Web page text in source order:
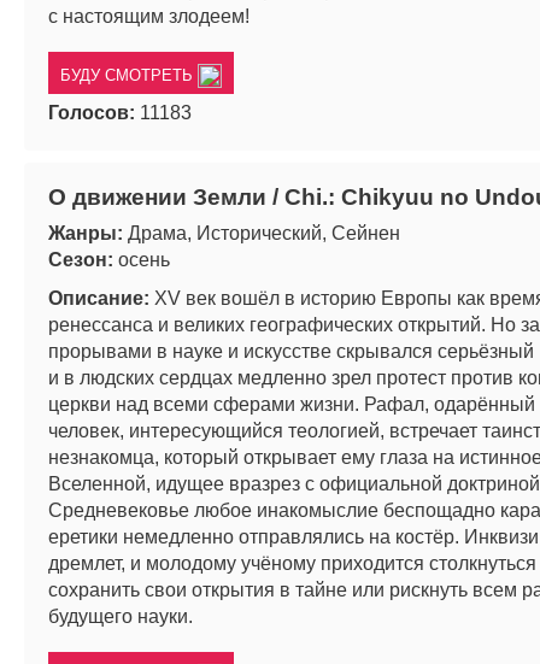
с настоящим злодеем!
БУДУ СМОТРЕТЬ
Голосов: 11183
О движении Земли / Chi.: Chikyuu no
Жанры: Драма, Исторический, Сейнен
Сезон: осень
Описание: XV век вошёл в историю Европы как
ренессанса и великих географических открытий. Но
прорывами в науке и искусстве скрывался серьёзный
и в людских сердцах медленно зрел протест против
церкви над всеми сферами жизни. Рафал,
человек, интересующийся теологией, встречает
незнакомца, который открывает ему глаза на
Вселенной, идущее вразрез с официальной
Средневековье любое инакомыслие беспощадно
еретики немедленно отправлялись на костёр.
дремлет, и молодому учёному приходится
сохранить свои открытия в тайне или рискнуть всем
будущего науки.